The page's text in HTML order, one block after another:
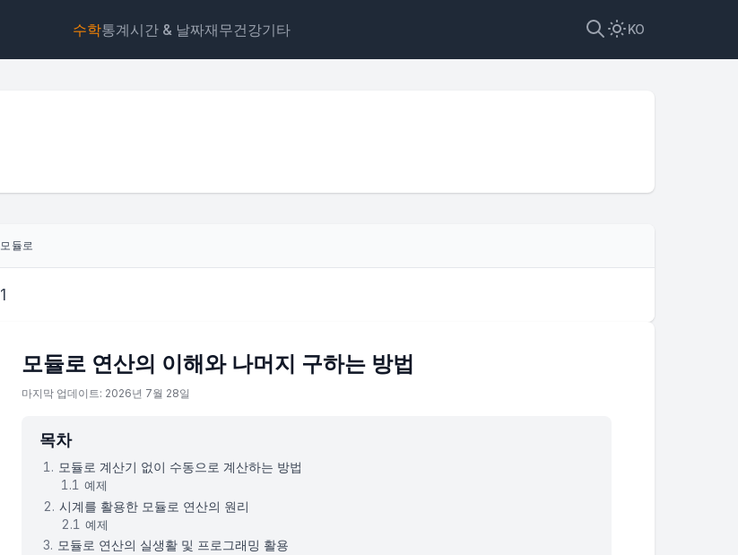
수학통계시간 & 날짜재무건강기타 KO
모듈로
1
모듈로 연산의 이해와 나머지 구하는 방법
마지막 업데이트: 2026년 7월 28일
목차
모듈로 계산기 없이 수동으로 계산하는 방법
예제
시계를 활용한 모듈로 연산의 원리
예제
모듈로 연산의 실생활 및 프로그래밍 활용